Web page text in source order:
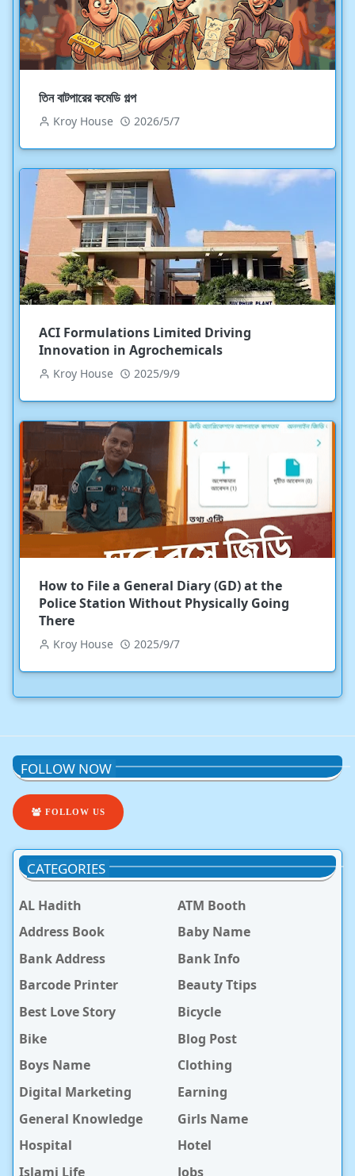
তিন বাটপারের কমেডি গল্প
Kroy House 2026/5/7
ACI Formulations Limited Driving
Innovation in Agrochemicals
Kroy House 2025/9/9
How to File a General Diary (GD) at the
Police Station Without Physically Going
There
Kroy House 2025/9/7
FOLLOW NOW
FOLLOW US
CATEGORIES
AL Hadith
ATM Booth
Address Book
Baby Name
Bank Address
Bank Info
Barcode Printer
Beauty Ttips
Best Love Story
Bicycle
Bike
Blog Post
Boys Name
Clothing
Digital Marketing
Earning
General Knowledge
Girls Name
Hospital
Hotel
Islami Life
Jobs